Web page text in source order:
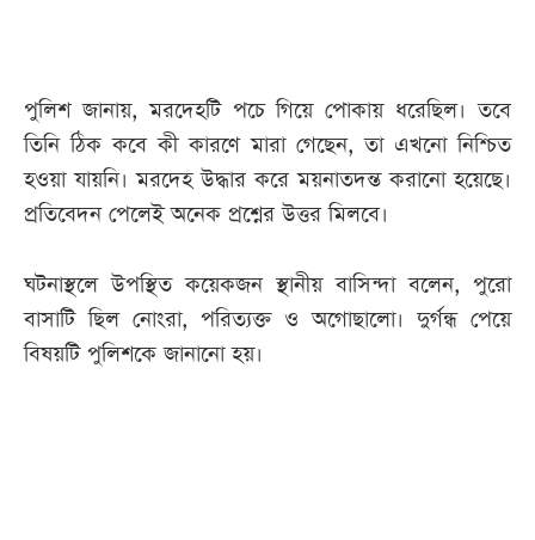
পুলিশ জানায়, মরদেহটি পচে গিয়ে পোকায় ধরেছিল। তবে
তিনি ঠিক কবে কী কারণে মারা গেছেন, তা এখনো নিশ্চিত
হওয়া যায়নি। মরদেহ উদ্ধার করে ময়নাতদন্ত করানো হয়েছে।
প্রতিবেদন পেলেই অনেক প্রশ্নের উত্তর মিলবে।
ঘটনাস্থলে উপস্থিত কয়েকজন স্থানীয় বাসিন্দা বলেন, পুরো
বাসাটি ছিল নোংরা, পরিত্যক্ত ও অগোছালো। দুর্গন্ধ পেয়ে
বিষয়টি পুলিশকে জানানো হয়।